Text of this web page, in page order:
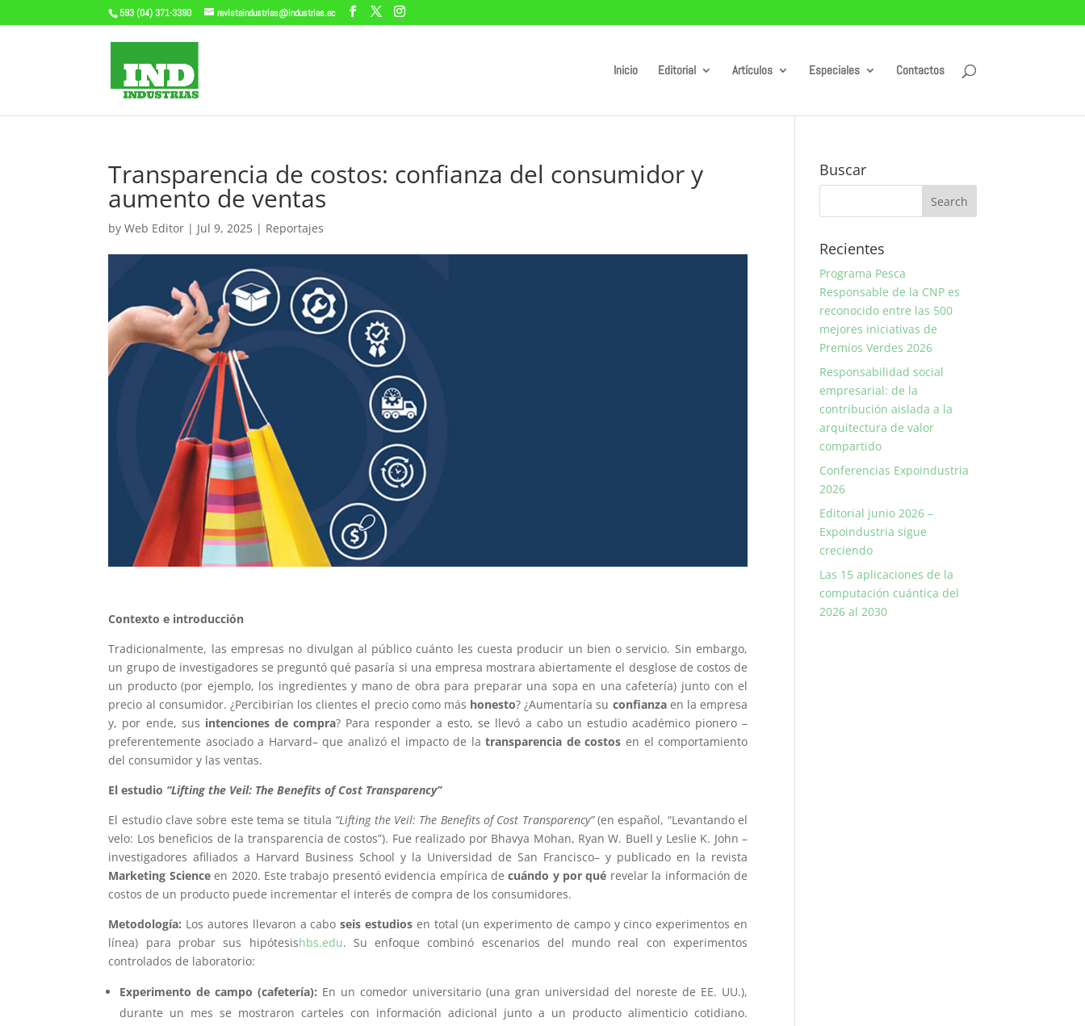
593 (04) 371-3390 revistaindustrias@industrias.ec
Inicio Editorial Artículos Especiales Contactos
Transparencia de costos: confianza del consumidor y
aumento de ventas
byWeb Editor | Jul 9, 2025 | Reportajes
Contexto e introducción
Tradicionalmente, las empresas no divulgan al público cuánto les cuesta producir un bien o servicio. Sin embargo,
un grupo de investigadores se preguntó qué pasaría si una empresa mostrara abiertamente el desglose de costos de
un producto (por ejemplo, los ingredientes y mano de obra para preparar una sopa en una cafetería) junto con el
precio al consumidor. ¿Percibirían los clientes el precio como más honesto? ¿Aumentaría su confianzaen la empresa
y, por ende, sus intenciones de compra? Para responder a esto, se llevó a cabo un estudio académico pionero –
preferentemente asociado a Harvard– que analizó el impacto de latransparencia de costos en el comportamiento
del consumidor y las ventas.
El estudio “Lifting the Veil: The Benefits of Cost Transparency”
El estudio clave sobre este tema se titula “Lifting the Veil: The Benefits of Cost Transparency”(en español, “Levantando el
velo: Los beneficios de la transparencia de costos”). Fue realizado por Bhavya Mohan, Ryan W. Buell y Leslie K. John –
investigadores afiliados a Harvard Business School y la Universidad de San Francisco– y publicado en la revista
Marketing Scienceen 2020. Este trabajo presentó evidencia empírica decuándo y por qué revelar la información de
costos de un producto puede incrementar el interés de compra de los consumidores.
Metodología: Los autores llevaron a caboseis estudios en total (un experimento de campo y cinco experimentos en
línea) para probar sus hipótesishbs.edu. Su enfoque combinó escenarios del mundo real con experimentos
controlados de laboratorio:
Experimento de campo (cafetería): En un comedor universitario (una gran universidad del noreste de EE. UU.),
durante un mes se mostraron carteles con información adicional junto a un producto alimenticio cotidiano.
Buscar
Recientes
Programa Pesca
Responsable de la CNP es
reconocido entre las 500
mejores iniciativas de
Premios Verdes 2026
Responsabilidad social
empresarial: de la
contribución aislada a la
arquitectura de valor
compartido
Conferencias Expoindustria
2026
Editorial junio 2026 –
Expoindustria sigue
creciendo
Las 15 aplicaciones de la
computación cuántica del
2026 al 2030